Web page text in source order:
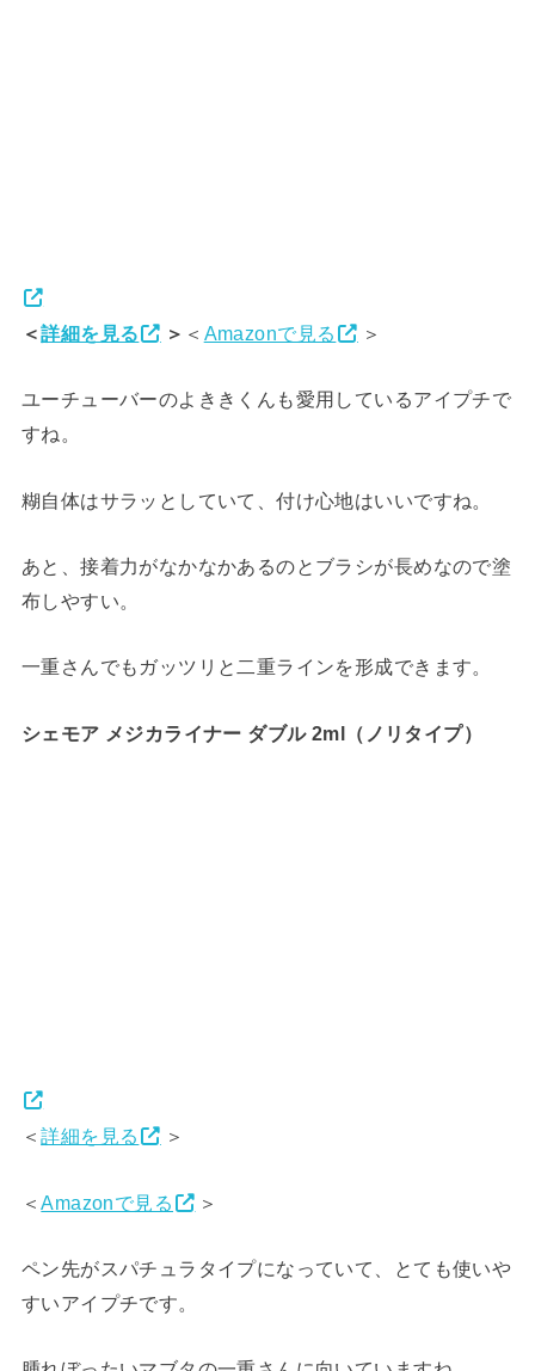
＜詳細を見る ＞ ＜ Amazonで見る ＞
ユーチューバーのよききくんも愛用しているアイプチで
すね。
糊自体はサラッとしていて、付け心地はいいですね。
あと、接着力がなかなかあるのとブラシが長めなので塗
布しやすい。
一重さんでもガッツリと二重ラインを形成できます。
シェモア メジカライナー ダブル 2ml （ノリタイプ）
＜詳細を見る ＞
＜Amazonで見る ＞
ペン先がスパチュラタイプになっていて、とても使いや
すいアイプチです。